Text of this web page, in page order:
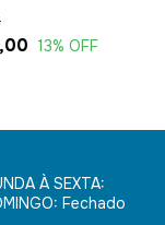
13% OFF
À SEXTA:
Fechado